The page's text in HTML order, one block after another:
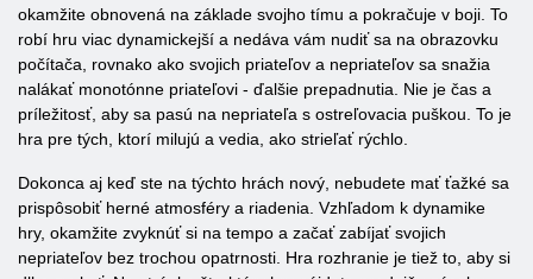
okamžite obnovená na základe svojho tímu a pokračuje v boji. To
robí hru viac dynamickejší a nedáva vám nudiť sa na obrazovku
počítača, rovnako ako svojich priateľov a nepriateľov sa snažia
nalákať monotónne priateľovi - ďalšie prepadnutia. Nie je čas a
príležitosť, aby sa pasú na nepriateľa s ostreľovacia puškou. To je
hra pre tých, ktorí milujú a vedia, ako strieľať rýchlo.
Dokonca aj keď ste na týchto hrách nový, nebudete mať ťažké sa
prispôsobiť herné atmosféry a riadenia. Vzhľadom k dynamike
hry, okamžite zvyknúť si na tempo a začať zabíjať svojich
nepriateľov bez trochou opatrnosti. Hra rozhranie je tiež to, aby si